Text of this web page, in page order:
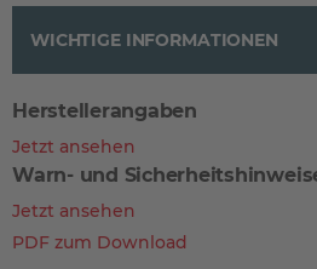
WICHTIGE INFORMATIONEN
Herstellerangaben
Jetzt ansehen
Warn- und
Jetzt ansehen
PDF zum Download